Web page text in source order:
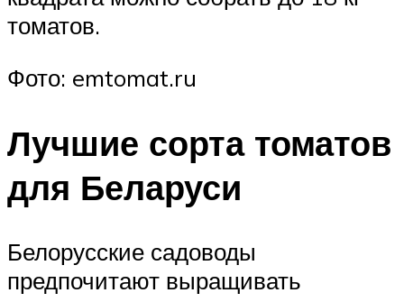
томатов.
Фото: emtomat.ru
Лучшие сорта томатов
для Беларуси
Белорусские садоводы
предпочитают выращивать